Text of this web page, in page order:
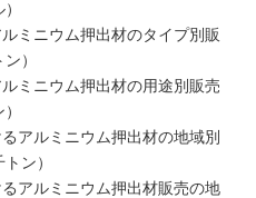
ミニウム押出材のタイプ別販
）
ミニウム押出材の用途別販売
アルミニウム押出材の地域別
ン）
アルミニウム押出材販売の地